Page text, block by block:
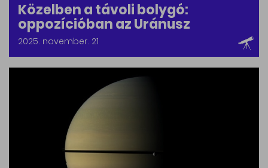
Közelben a távoli bolygó:
oppozícióban az Uránusz
2025. november. 21